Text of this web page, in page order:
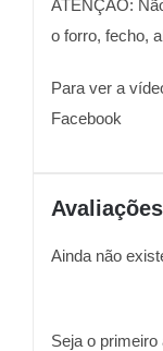
ATENÇÃO:
o forro, fecho,
Para ver a
Facebook
Avaliações
Ainda não
Seja o primeiro